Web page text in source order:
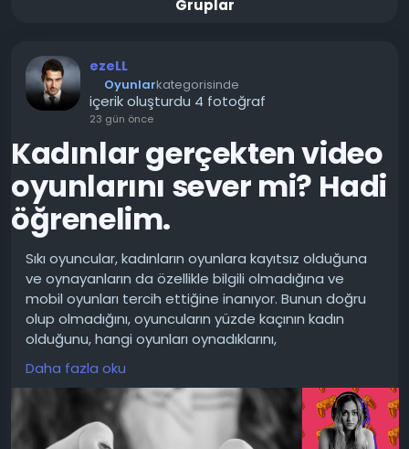
Gruplar
ezeLL
Oyunlarkategorisinde
içerik oluşturdu 4 fotoğraf
23 gün önce
Kadınlar gerçekten video
oyunlarını sever mi? Hadi
öğrenelim.
Sıkı oyuncular, kadınların oyunlara kayıtsız olduğuna
ve oynayanların da özellikle bilgili olmadığına ve
mobil oyunları tercih ettiğine inanıyor. Bunun doğru
olup olmadığını, oyuncuların yüzde kaçının kadın
olduğunu, hangi oyunları oynadıklarını,
motivasyonlarının ne olduğunu ve Dünya durumun
nasıl olduğunu merak ettim. Aşağıda, çeşitli
çalışmalardan birçok rakam ve küçük bir analiz
paylaşacağım. Keyifli okumalar.
Daha fazla oku